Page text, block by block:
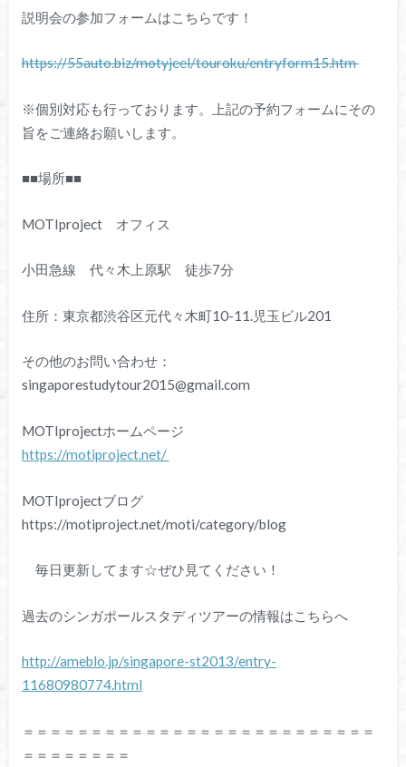
説明会の参加フォームはこちらです！
https://55auto.biz/motyjeel/touroku/entryform15.htm
※個別対応も行っております。上記の予約フォームにその
旨をご連絡お願いします。
■■場所■■
MOTIproject オフィス
小田急線 代々木上原駅 徒歩7分
住所：東京都渋谷区元代々木町10-11.児玉ビル201
その他のお問い合わせ：
singaporestudytour2015@gmail.com
MOTIprojectホームページ
https://motiproject.net/
MOTIprojectブログ
https://motiproject.net/moti/category/blog
毎日更新してます☆ぜひ見てください！
過去のシンガポールスタディツアーの情報はこちらへ
http://ameblo.jp/singapore-st2013/entry-
11680980774.html
＝＝＝＝＝＝＝＝＝＝＝＝＝＝＝＝＝＝＝＝＝＝＝＝＝＝
＝＝＝＝＝＝＝＝